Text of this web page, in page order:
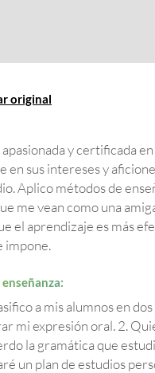
original
y certificada
en sus intereses y
Aplico métodos de
me vean como una
el aprendizaje es más
impone.
a mis alumnos en
mi expresión oral. 2.
la gramática que
un plan de estudios